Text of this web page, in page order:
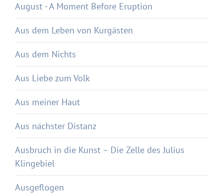
August - A Moment Before Eruption
Aus dem Leben von Kurgästen
Aus dem Nichts
Aus Liebe zum Volk
Aus meiner Haut
Aus nächster Distanz
Ausbruch in die Kunst – Die Zelle des Julius
Klingebiel
Ausgeflogen